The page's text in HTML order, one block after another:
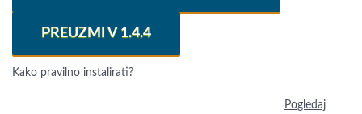
PREUZMI V 1.4.4
Kako pravilno instalirati?
Pogledaj